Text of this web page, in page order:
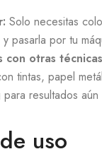
Solo necesitas
pasarla por tu
con otras
tintas, papel
resultados aún
uso